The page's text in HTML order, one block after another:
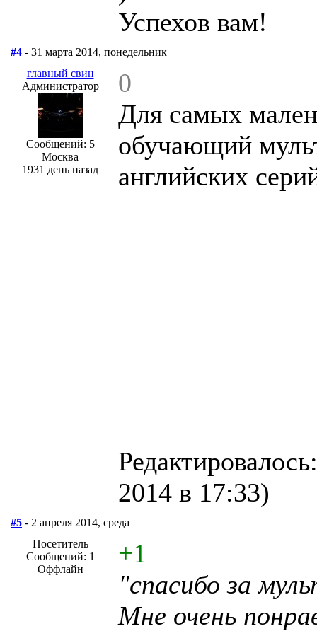
Успехов вам!
#4 - 31 марта 2014, понедельник
главный свин
Администратор
Сообщений: 5
Москва
1931 день назад
0
Для самых
обучающий
английских
2014 в 17:33)
#5 - 2 апреля 2014, среда
Посетитель
Сообщений: 1
Оффлайн
+1
"спасибо за
Мне очень